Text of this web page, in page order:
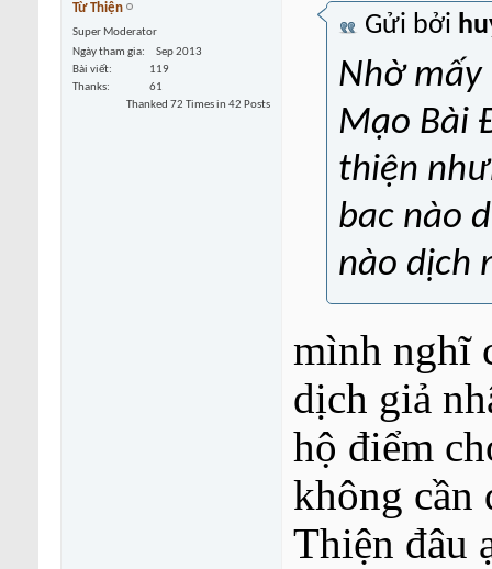
Từ Thiện
Super Moderator
Ngày tham gia
Sep 2013
Bài viết
119
Thanks
61
Thanked 72 Times in 42 Posts
Gửi bởi
Nhờ
Mạo Bài
thiện
bac nào
nào dịch
mình nghĩ
dịch giả
hộ điểm
không cần
Thiện đâu